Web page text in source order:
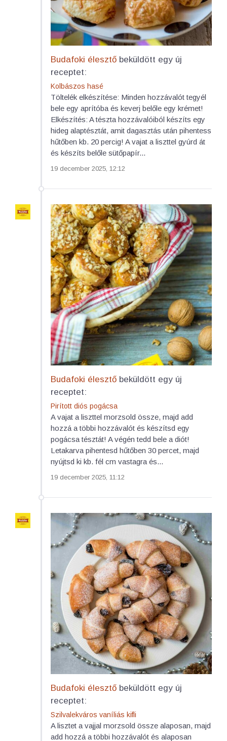
Budafoki élesztő beküldött egy új
receptet:
Kolbászos hasé
Töltelék elkészítése: Minden hozzávalót tegyél
bele egy aprítóba és keverj belőle egy krémet!
Elkészítés: A tészta hozzávalóiból készíts egy
hideg alaptésztát, amit dagasztás után pihentess
hűtőben kb. 20 percig! A vajat a liszttel gyúrd át
és készíts belőle sütőpapír...
19 december 2025, 12:12
Budafoki élesztő beküldött egy új
receptet:
Pirított diós pogácsa
A vajat a liszttel morzsold össze, majd add
hozzá a többi hozzávalót és készítsd egy
pogácsa tésztát! A végén tedd bele a diót!
Letakarva pihentesd hűtőben 30 percet, majd
nyújtsd ki kb. fél cm vastagra és...
19 december 2025, 11:12
Budafoki élesztő beküldött egy új
receptet:
Szilvalekváros vaníliás kifli
A lisztet a vajjal morzsold össze alaposan, majd
add hozzá a többi hozzávalót és alaposan